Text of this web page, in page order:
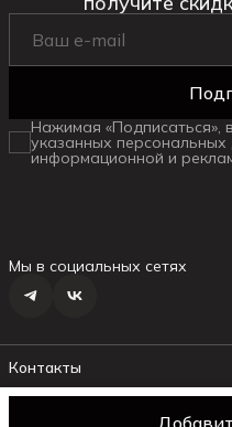
Нажимая «Подписаться»,
указанных
информационной и
Мы в социальных сетях
Контакты
Адрес магазина №1